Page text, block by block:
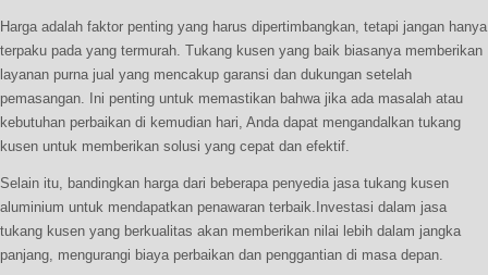
Harga adalah faktor penting yang harus dipertimbangkan, tetapi jangan hanya
terpaku pada yang termurah. Tukang kusen yang baik biasanya memberikan
layanan purna jual yang mencakup garansi dan dukungan setelah
pemasangan. Ini penting untuk memastikan bahwa jika ada masalah atau
kebutuhan perbaikan di kemudian hari, Anda dapat mengandalkan tukang
kusen untuk memberikan solusi yang cepat dan efektif.
Selain itu, bandingkan harga dari beberapa penyedia jasa tukang kusen
aluminium untuk mendapatkan penawaran terbaik.Investasi dalam jasa
tukang kusen yang berkualitas akan memberikan nilai lebih dalam jangka
panjang, mengurangi biaya perbaikan dan penggantian di masa depan.